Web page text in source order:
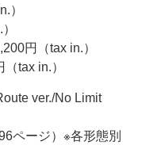
）
円（tax in.）
tax in.）
ver./No Limit
ページ）※各形態別